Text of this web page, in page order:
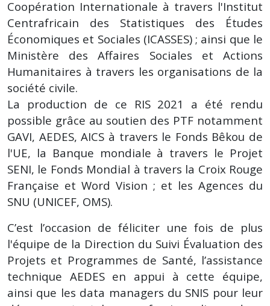
Coopération Internationale à travers l'Institut
Centrafricain des Statistiques des Études
Économiques et Sociales (ICASSES) ; ainsi que le
Ministère des Affaires Sociales et Actions
Humanitaires à travers les organisations de la
société civile.
La production de ce RIS 2021 a été rendu
possible grâce au soutien des PTF notamment
GAVI, AEDES, AICS à travers le Fonds Bêkou de
l'UE, la Banque mondiale à travers le Projet
SENI, le Fonds Mondial à travers la Croix Rouge
Française et Word Vision ; et les Agences du
SNU (UNICEF, OMS).
C’est l’occasion de féliciter une fois de plus
l'équipe de la Direction du Suivi Évaluation des
Projets et Programmes de Santé, l’assistance
technique AEDES en appui à cette équipe,
ainsi que les data managers du SNIS pour leur